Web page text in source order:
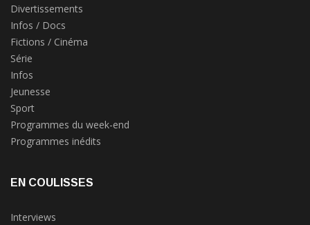
Divertissements
Infos / Docs
Fictions / Cinéma
Série
Infos
Jeunesse
Sport
Programmes du week-end
Programmes inédits
EN COULISSES
Interviews